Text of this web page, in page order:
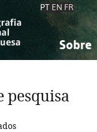
PT EN FR
Sobre
Ciências
Ciências
pesquisa